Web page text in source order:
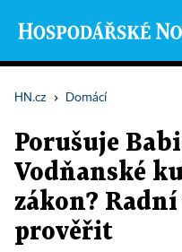
HN.cz › Domácí
Porušuje
Vodňanské
zákon?
prověřit